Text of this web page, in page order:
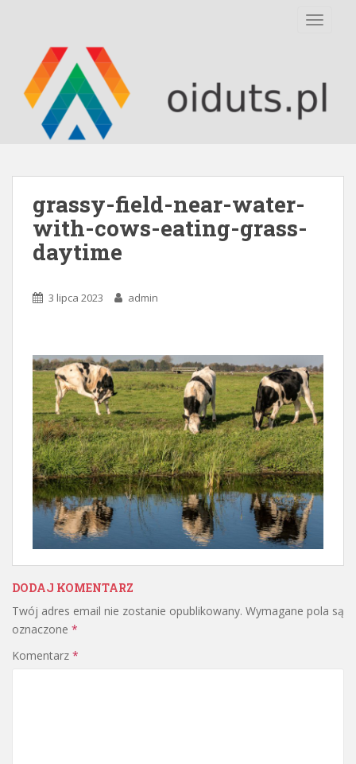
grassy-field-near-water-
with-cows-eating-grass-
daytime
3 lipca 2023 admin
DODAJ KOMENTARZ
Twój adres email nie zostanie opublikowany. Wymagane pola są
oznaczone *
Komentarz *